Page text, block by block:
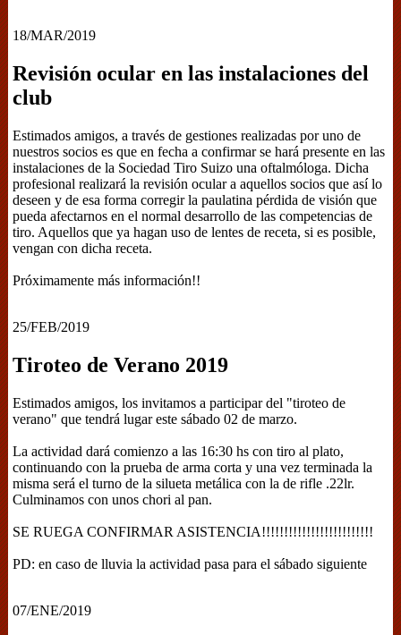
18/MAR/2019
Revisión ocular en las instalaciones del
club
Estimados amigos, a través de gestiones realizadas por uno de
nuestros socios es que en fecha a confirmar se hará presente en las
instalaciones de la Sociedad Tiro Suizo una oftalmóloga. Dicha
profesional realizará la revisión ocular a aquellos socios que así lo
deseen y de esa forma corregir la paulatina pérdida de visión que
pueda afectarnos en el normal desarrollo de las competencias de
tiro. Aquellos que ya hagan uso de lentes de receta, si es posible,
vengan con dicha receta.
Próximamente más información!!
25/FEB/2019
Tiroteo de Verano 2019
Estimados amigos, los invitamos a participar del "tiroteo de
verano" que tendrá lugar este sábado 02 de marzo.
La actividad dará comienzo a las 16:30 hs con tiro al plato,
continuando con la prueba de arma corta y una vez terminada la
misma será el turno de la silueta metálica con la de rifle .22lr.
Culminamos con unos chori al pan.
SE RUEGA CONFIRMAR ASISTENCIA!!!!!!!!!!!!!!!!!!!!!!!!!
PD: en caso de lluvia la actividad pasa para el sábado siguiente
07/ENE/2019